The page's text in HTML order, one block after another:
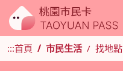
:::首頁 市民生活 找地點